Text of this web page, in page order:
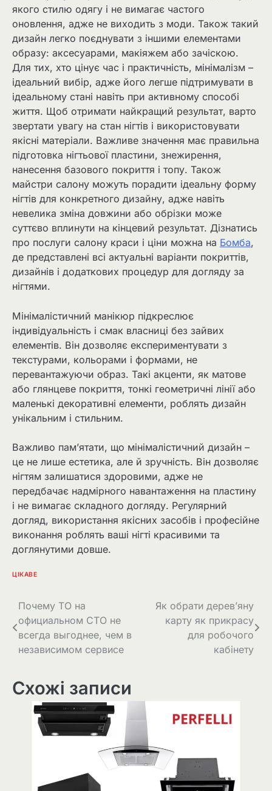
якого стилю одягу і не вимагає частого
оновлення, адже не виходить з моди. Також такий
дизайн легко поєднувати з іншими елементами
образу: аксесуарами, макіяжем або зачіскою.
Для тих, хто цінує час і практичність, мінімалізм –
ідеальний вибір, адже його легше підтримувати в
ідеальному стані навіть при активному способі
життя. Щоб отримати найкращий результат, варто
звертати увагу на стан нігтів і використовувати
якісні матеріали. Важливе значення має правильна
підготовка нігтьової пластини, знежирення,
нанесення базового покриття і топу. Також
майстри салону можуть порадити ідеальну форму
нігтів для конкретного дизайну, адже навіть
невелика зміна довжини або обрізки може
суттєво вплинути на кінцевий результат. Дізнатись
про послуги салону краси і ціни можна на Бомба,
де представлені всі актуальні варіанти покриттів,
дизайнів і додаткових процедур для догляду за
нігтями.
Мінімалістичний манікюр підкреслює
індивідуальність і смак власниці без зайвих
елементів. Він дозволяє експериментувати з
текстурами, кольорами і формами, не
перевантажуючи образ. Такі акценти, як матове
або глянцеве покриття, тонкі геометричні лінії або
маленькі декоративні елементи, роблять дизайн
унікальним і стильним.
Важливо пам’ятати, що мінімалістичний дизайн –
це не лише естетика, але й зручність. Він дозволяє
нігтям залишатися здоровими, адже не
передбачає надмірного навантаження на пластину
і не вимагає складного догляду. Регулярний
догляд, використання якісних засобів і професійне
виконання роблять ваші нігті красивими та
доглянутими довше.
ЦІКАВЕ
Навігація
записів
Почему ТО на
официальном СТО не
всегда выгоднее, чем в
независимом сервисе
Як обрати дерев’яну
карту як прикрасу
для робочого
кабінету
Схожі записи